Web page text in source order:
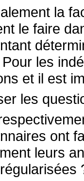
la
le faire
les
et il est
les
ont
leurs